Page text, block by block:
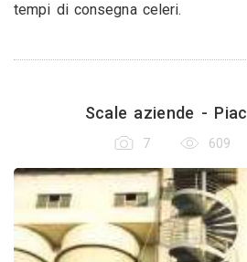
tempi di consegna celeri.
Scale aziende -
7 609